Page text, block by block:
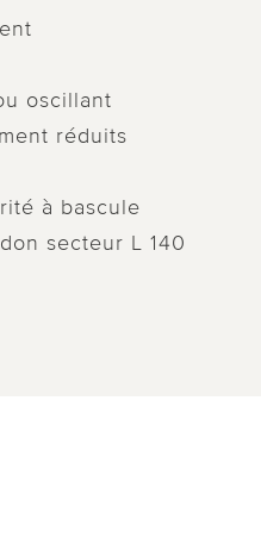
oscillant
réduits
à bascule
secteur L 140